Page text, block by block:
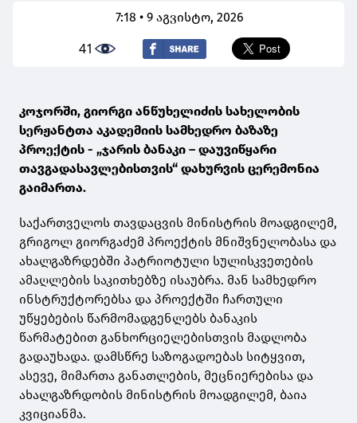
7:18 • 9 აგვისტო, 2026
41
კოჯორში, გიორგი ანწუხელიძის სახელობის
სერჟანტთა აკადემიის სამხედრო ბაზაზე
პროექტის - „ჯარის ბანაკი – დაუვიწყარი
თავგადასავლებისთვის“ დახურვის ცერემონია
გაიმართა.
საქართველოს თავდაცვის მინისტრის მოადგილემ,
გრიგოლ გიორგაძემ პროექტის მნიშვნელობასა და
ახალგაზრდებში პატრიოტული სულისკვეთების
ამაღლების საკითხებზე ისაუბრა. მან სამხედრო
ინსტრუქტორებსა და პროექტში ჩართული
უწყებების წარმომადგენლებს ბანაკის
წარმატებით განხორციელებისთვის მადლობა
გადაუხადა. დამსწრე საზოგადოებას სიტყვით,
ასევე, მიმართა განათლების, მეცნიერებისა და
ახალგაზრდობის მინისტრის მოადგილემ, ბაია
კვიციანმა.